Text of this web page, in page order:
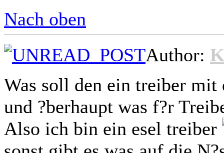
Nach oben
Author:
Was soll den ein treiber mit
und ?berhaupt was f?r
Also ich bin ein esel treiber